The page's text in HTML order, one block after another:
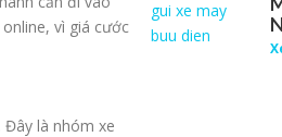
vì giá cước
Đây là nhóm xe